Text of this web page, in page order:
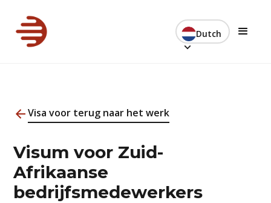
Dutch
Visa voor terug naar het werk
Visum voor Zuid-
Afrikaanse
bedrijfsmedewerkers